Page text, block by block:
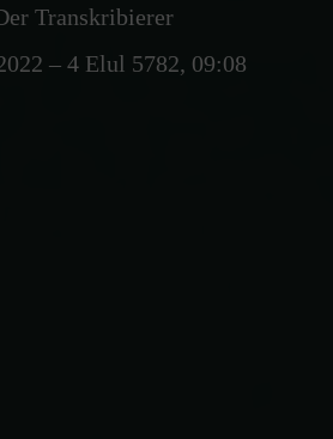
Transkribierer
– 4 Elul 5782, 09:08